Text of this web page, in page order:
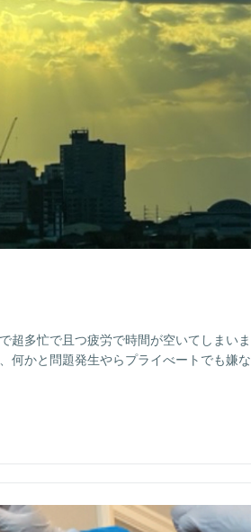
超多忙で且つ疲労で時間が空いてしまいま
何かと問題発生やらプライべートでも嫌な